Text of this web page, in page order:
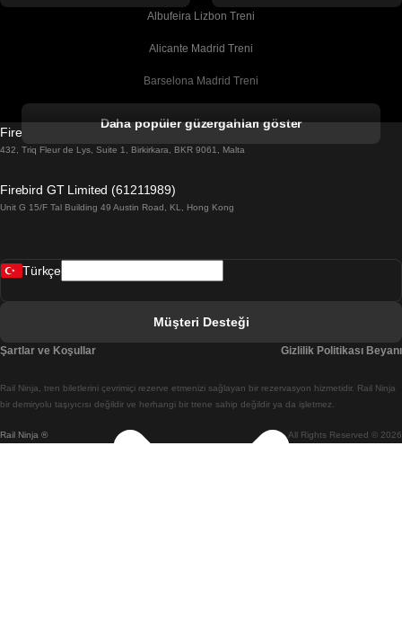
Albufeira Lizbon Treni
Alicante Madrid Treni
Barselona Madrid Treni
Barselona Sevilla Treni
Belfast Dublin Treni
Budapeşte Viyana Treni
Busan Cheonan(Asan) Treni
Daha popüler güzergahları göster
Firebird GT Limited (OC 1451)
432, Triq Fleur de Lys, Suite 1, Birkirkara, BKR 9061, Malta
Firebird GT Limited (61211989)
Unit G 15/F Tal Building 49 Austin Road, KL, Hong Kong
Rail Ninja ® All Rights Reserved © 2026
Rail Ninja, tren biletlerini çevrimiçi rezerve etmenizi sağlayan bir rezervasyon hizmetidir. Rail Ninja
bir demiryolu taşıyıcısı değildir ve herhangi bir trene sahip değildir ya da işletmez.
Türkçe
Müşteri Desteği
Şartlar ve Koşullar Gizlilik Politikası Beyanı